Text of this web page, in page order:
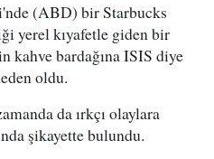
(ABD) bir Starbucks
yerel kıyafetle giden bir
bardağına ISIS diye
oldu.
da ırkçı olaylara
şikayette bulundu.